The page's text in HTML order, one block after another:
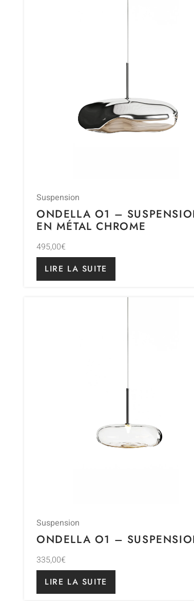
Suspension
ONDELLA O1 –
EN MÉTAL CHROME
495,00€
LIRE LA SUITE
Suspension
ONDELLA O1 –
335,00€
LIRE LA SUITE